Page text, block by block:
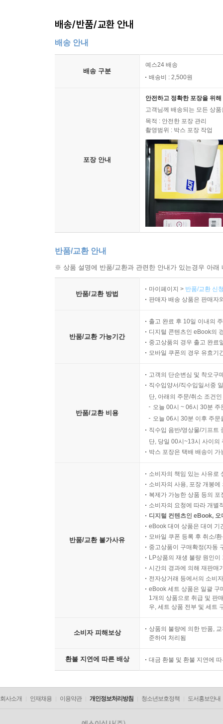
배송/반품/교환 안내
배송 안내
배송 구분
예스24 배송
배송비 : 2,500원
포장 안내
안전하고 정확한 포장을 위
고객님께 배송되는 모든 상
목적 : 안전한 포장 관리
촬영범위 : 박스 포장 작업
반품/교환 안내
※ 상품 설명에 반품/교환과 관련한 안내가 있는경우 아
반품/교환 방법
마이페이지 > 반품/교환 신
판매자 배송 상품은 판매자
반품/교환 가능기간
출고 완료 후 10일 이내의
디지털 콘텐츠인 eBook의
중고상품의 경우 출고 완료
모바일 쿠폰의 경우 유효기
반품/교환 비용
고객의 단순변심 및 착오구
직수입양서/직수입일서중
단, 아래의 주문/취소 조건
오늘 00시 ~ 06시 30분
오늘 06시 30분 이후 주
직수입 음반/영상물/기프트
단, 당일 00시~13시 사이의
박스 포장은 택배 배송이
반품/교환 불가사유
소비자의 책임 있는 사유로
소비자의 사용, 포장 개봉
복제가 가능한 상품 등의
소비자의 요청에 따라 개별
디지털 컨텐츠인 eBook,
eBook 대여 상품은 대여 기
모바일 쿠폰 등록 후 취소/
중고상품이 구매확정(자동
LP상품의 재생 불량 원인
시간의 경과에 의해 재판매
전자상거래 등에서의 소비
eBook 세트 상품은 일괄 구
1개의 상품으로 취급 및 판
우, 세트 상품 전부 및 세트
소비자 피해보상
상품의 불량에 의한 반품,
준하여 처리됨
환불 지연에 따른 배상 대금 환불 및 환불 지연에
회사소개 인재채용 이용약관 개인정보처리방침 청소년보호정책 도서홍보안내